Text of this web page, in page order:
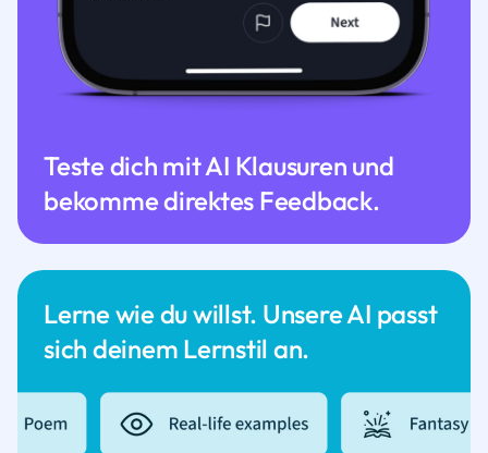
Lerne wie du willst. Unsere AI passt
sich deinem Lernstil an.
Teste dich mit AI Klausuren und
bekomme direktes Feedback.